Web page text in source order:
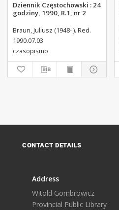
Dziennik Częstochowski : 24
godziny, 1990, R.1, nr 2
Braun, Juliusz (1948- ). Red.
1990.07.03
czasopismo
CONTACT DETAILS
Address
Witold Gombrowicz
Provincial Public Library